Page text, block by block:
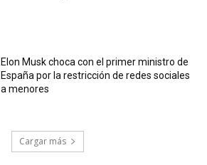
Elon Musk choca con el primer ministro de
España por la restricción de redes sociales
a menores
Cargar más